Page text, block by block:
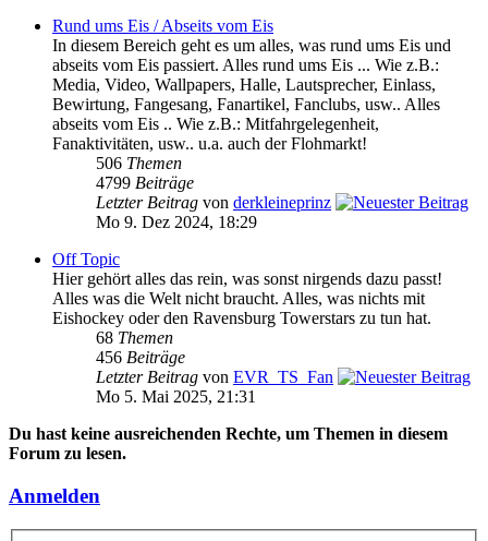
Rund ums Eis / Abseits vom Eis
In diesem Bereich geht es um alles, was rund ums Eis und
abseits vom Eis passiert. Alles rund ums Eis ... Wie z.B.:
Media, Video, Wallpapers, Halle, Lautsprecher, Einlass,
Bewirtung, Fangesang, Fanartikel, Fanclubs, usw.. Alles
abseits vom Eis .. Wie z.B.: Mitfahrgelegenheit,
Fanaktivitäten, usw.. u.a. auch der Flohmarkt!
506 Themen
4799 Beiträge
Letzter Beitrag von derkleineprinz
Mo 9. Dez 2024, 18:29
Off Topic
Hier gehört alles das rein, was sonst nirgends dazu passt!
Alles was die Welt nicht braucht. Alles, was nichts mit
Eishockey oder den Ravensburg Towerstars zu tun hat.
68 Themen
456 Beiträge
Letzter Beitrag von EVR_TS_Fan
Mo 5. Mai 2025, 21:31
Du hast keine ausreichenden Rechte, um Themen in diesem
Forum zu lesen.
Anmelden